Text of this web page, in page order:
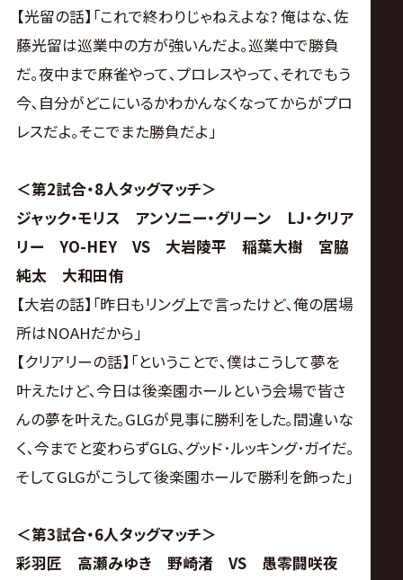
【光留の話】｢これで終わりじゃねえよな? 俺はな､佐
藤光留は巡業中の方が強いんだよ｡巡業中で勝負
だ｡夜中まで麻雀やって､プロレスやって､それでもう
今､自分がどこにいるかわかんなくなってからがプロ
レスだよ｡そこでまた勝負だよ｣
＜第2試合・8人タッグマッチ＞
ジャック・モリス アンソニー・グリーン LJ・クリア
リー YO-HEY VS 大岩陵平 稲葉大樹 宮脇
純太 大和田侑
【大岩の話】｢昨日もリング上で言ったけど､俺の居場
所はNOAHだから｣
【クリアリーの話】｢ということで､僕はこうして夢を
叶えたけど､今日は後楽園ホールという会場で皆さ
んの夢を叶えた｡GLGが見事に勝利をした｡間違いな
く､今までと変わらずGLG､グッド･ルッキング･ガイだ｡
そしてGLGがこうして後楽園ホールで勝利を飾った｣
＜第3試合・6人タッグマッチ＞
彩羽匠 高瀬みゆき 野崎渚 VS 愚零闘咲夜